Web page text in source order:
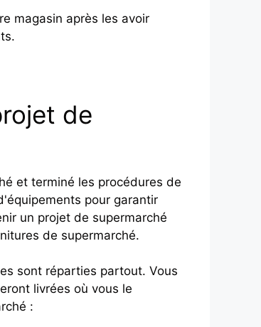
magasin après les avoir
de
et terminé les procédures de
pour garantir
un projet de supermarché
de supermarché.
sont réparties partout. Vous
livrées où vous le
: